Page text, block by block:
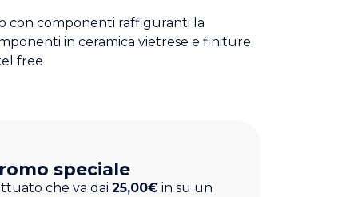
con componenti raffiguranti la
in ceramica vietrese e finiture
free
speciale
che va dai 25,00€in su un